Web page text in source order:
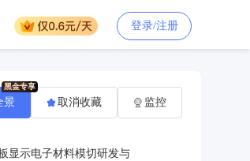
登录/注册
显示电子材料模切研发与
景 取消收藏 监控